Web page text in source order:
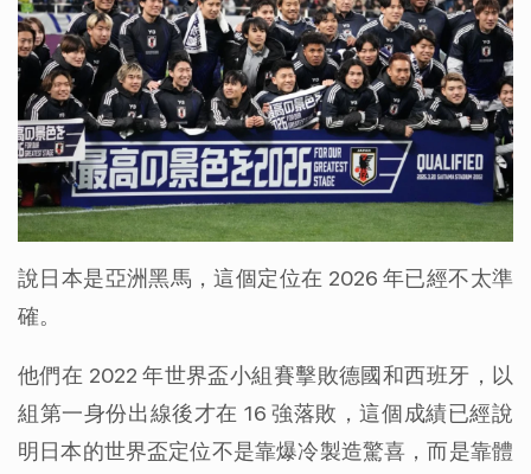
說日本是亞洲黑馬，這個定位在 2026 年已經不太準
確。
他們在 2022 年世界盃小組賽擊敗德國和西班牙，以
組第一身份出線後才在 16 強落敗，這個成績已經說
明日本的世界盃定位不是靠爆冷製造驚喜，而是靠體